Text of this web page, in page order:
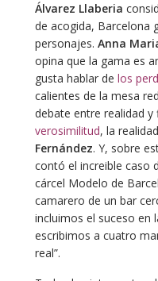
Álvarez Llaberia
de acogida, Barcelona
personajes. Anna
opina que la gama es
gusta hablar de los
calientes de la mesa
debate entre realidad y
verosimilitud, la
Fernández. Y, sobre
contó el increible caso
cárcel Modelo de
camarero de un bar
incluimos el suceso en
escribimos a cuatro
real”.